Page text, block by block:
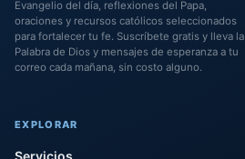
Evangelio del día, reflexiones del Papa,
oraciones y recursos católicos seleccionados
para fortalecer tu fe. Suscríbete gratis y lleva la
Palabra de Dios y mensajes de esperanza a tu
correo cada mañana, sin costo alguno.
EXPLORAR
Servicios